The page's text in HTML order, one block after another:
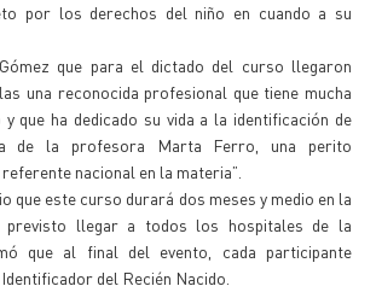
por los derechos del niño en cuando a su
que para el dictado del curso llegaron
una reconocida profesional que tiene mucha
que ha dedicado su vida a la identificación de
de la profesora Marta Ferro, una perito
nacional en la materia”.
que este curso durará dos meses y medio en la
previsto llegar a todos los hospitales de la
que al final del evento, cada participante
del Recién Nacido.